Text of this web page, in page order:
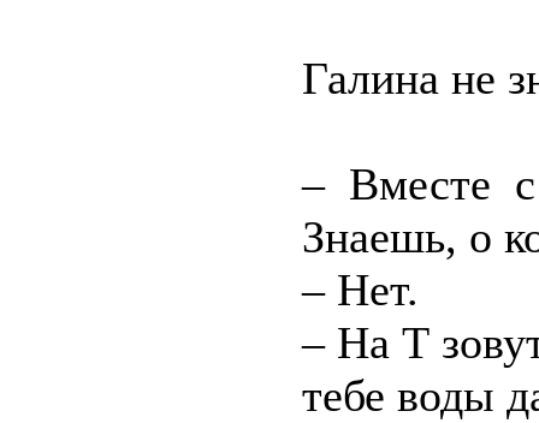
Галина не
– Вместе с
Знаешь, о
– Нет.
– На Т
тебе воды